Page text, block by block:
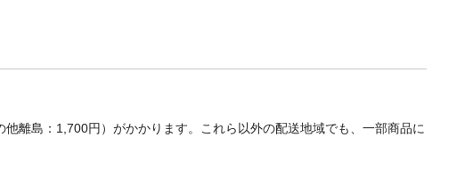
離島：1,700円）がかかります。これら以外の配送地域でも、一部商品に